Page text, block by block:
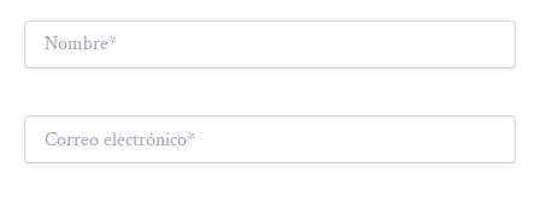
Nombre*
electrónico*